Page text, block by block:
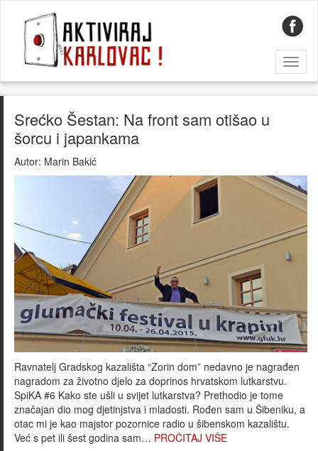
Srećko Šestan: Na front sam otišao u
šorcu i japankama
Autor: Marin Bakić
Ravnatelj Gradskog kazališta “Zorin dom” nedavno je nagrađen
nagradom za životno djelo za doprinos hrvatskom lutkarstvu.
SpiKA #6 Kako ste ušli u svijet lutkarstva? Prethodio je tome
značajan dio mog djetinjstva i mladosti. Rođen sam u Šibeniku, a
otac mi je kao majstor pozornice radio u šibenskom kazalištu.
Već s pet ili šest godina sam… PROČITAJ VIŠE